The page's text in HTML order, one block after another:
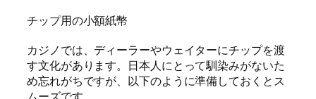
チップ用の小額紙幣
カジノでは、ディーラーやウェイターにチップを渡
す文化があります。日本人にとって馴染みがないた
め忘れがちですが、以下のように準備しておくとス
ムーズです。